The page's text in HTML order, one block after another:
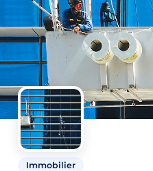
Immobilier